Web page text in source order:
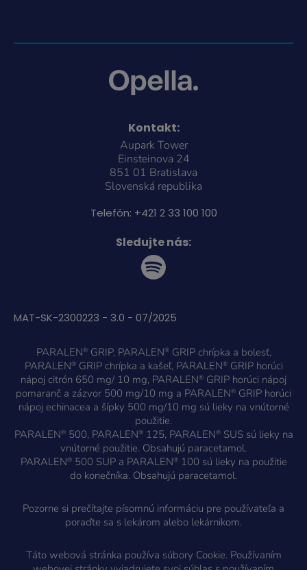
Kontakt:
Aupark Tower
Einsteinova 24
851 01 Bratislava
Slovenská republika
Telefón: +421 2 33 100 100
Sledujte nás:
MAT-SK-2300223 - 3.0 - 07/2025
PARALEN®GRIP, PARALEN®GRIP chrípka a bolesť,
PARALEN®GRIP chrípka a kašeľ, PARALEN®GRIP horúci
nápoj citrón 650 mg/ 10 mg, PARALEN® GRIP horúci nápoj
pomaranč a zázvor 500 mg/10 mg a PARALEN® GRIP horúci
nápoj echinacea a šípky 500 mg/10 mg sú lieky na vnútorné
použitie.
PARALEN®500, PARALEN®125, PARALEN®SUS sú lieky na
vnútorné použitie. Obsahujú paracetamol.
PARALEN®500 SUP a PARALEN®100 sú lieky na použitie
do konečníka. Obsahujú paracetamol.
Pozorne si prečítajte písomnú informáciu pre používateľa a
poraďte sa s lekárom alebo lekárnikom.
Táto webová stránka používa súbory Cookie. Používaním